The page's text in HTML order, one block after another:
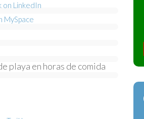
playa en horas de comida